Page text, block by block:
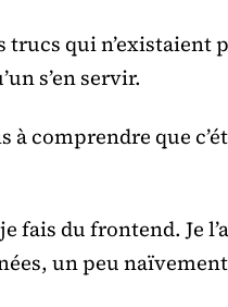
trucs qui n’existaient
s’en servir.
à comprendre que
fais du frontend. Je
un peu